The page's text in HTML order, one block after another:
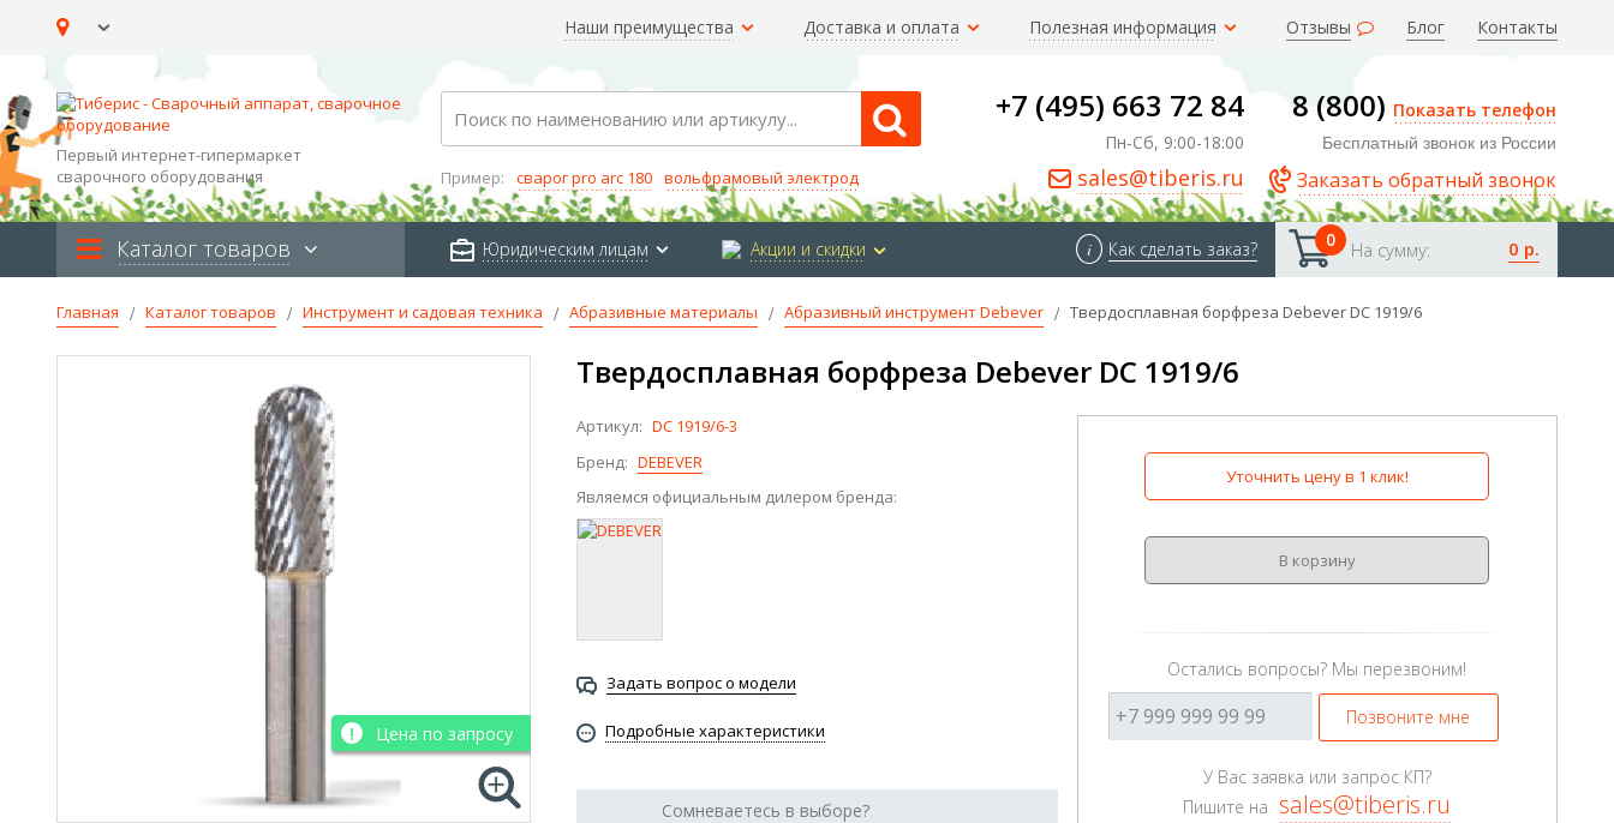
Наши преимущества Доставка и оплата Полезная информация Отзывы Блог Контакты
Первый интернет-гипермаркет
сварочного оборудования
Search
Пример: сварог pro arc 180 вольфрамовый электрод
+7 (495) 663 72 84
Пн-Сб, 9:00-18:00
sales@tiberis.ru
8 (800) Показать телефон
Бесплатный звонок из России
Заказать обратный звонок
Каталог товаров Юридическим лицам Акции и скидки 0 На сумму: 0 р.
i Как сделать заказ?
Главная Каталог товаров Инструмент и садовая техника Абразивные материалы Абразивный инструмент Debever Твердосплавная борфреза Debever DC 1919/6
Твердосплавная борфреза Debever DC 1919/6
Артикул: DC 1919/6-3
Бренд: DEBEVER
Являемся официальным дилером бренда:
Задать вопрос о модели
Подробные характеристики
Сомневаетесь в выборе?
Уточнить цену в 1 клик!
В корзину
Остались вопросы? Мы перезвоним!
Позвоните мне
У Вас заявка или запрос КП?
Пишите на sales@tiberis.ru
Цена по запросу